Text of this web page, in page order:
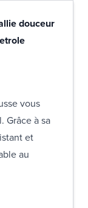
douceur
vous
Grâce à sa
et
au